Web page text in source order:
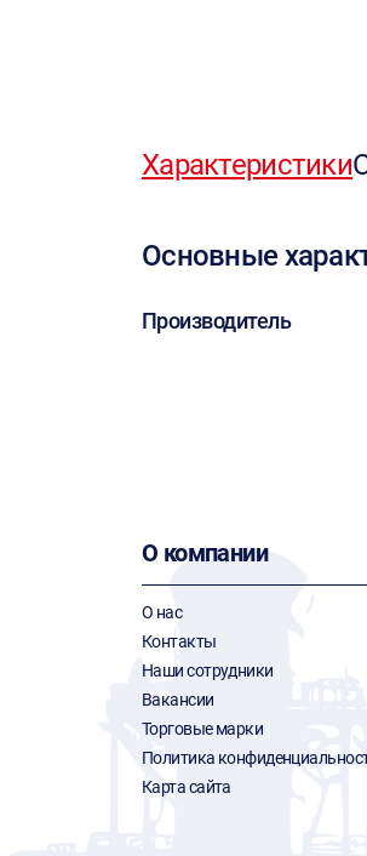
Характеристики
Основные
Производитель
О компании
О нас
Контакты
Наши сотрудники
Вакансии
Торговые марки
Политика
Карта сайта